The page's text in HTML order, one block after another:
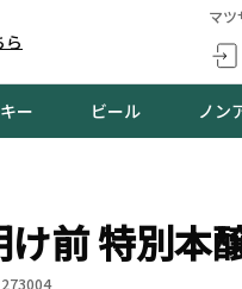
ら
マツ
ー ビール ノン
け前 特別本